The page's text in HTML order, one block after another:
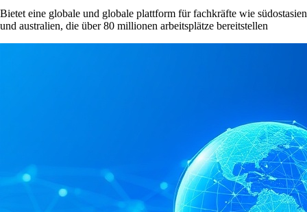
Bietet eine globale und globale plattform für fachkräfte wie südostasien
und australien, die über 80 millionen arbeitsplätze bereitstellen